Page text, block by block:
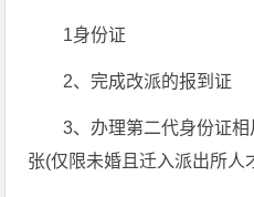
1身份证
2、完成改派的报到证
3、办理第二代身份证
张(仅限未婚且迁入派出所人